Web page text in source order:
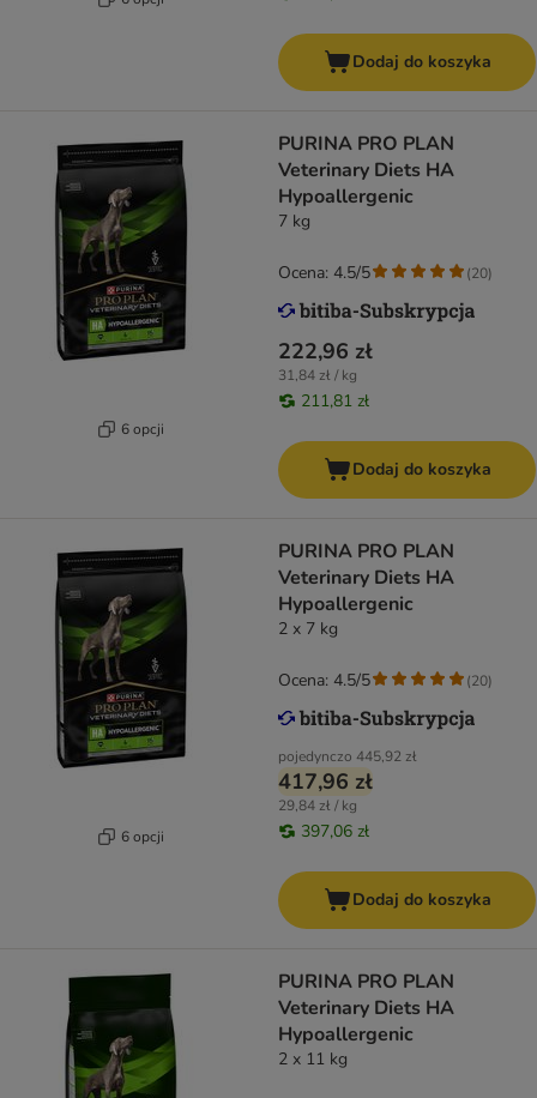
Dodaj do koszyka
6 opcji
PURINA PRO PLAN
Veterinary Diets HA
Hypoallergenic
7 kg
222,96 zł
31,84 zł / kg
211,81 zł
Ocena: 4.5/5 (20)
Dodaj do koszyka
6 opcji
PURINA PRO PLAN
Veterinary Diets HA
Hypoallergenic
2 x 7 kg
pojedynczo 445,92 zł
417,96 zł
29,84 zł / kg
397,06 zł
Ocena: 4.5/5 (20)
Dodaj do koszyka
PURINA PRO PLAN
Veterinary Diets HA
Hypoallergenic
2 x 11 kg